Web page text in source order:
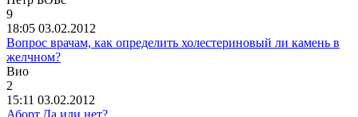
9
18:05 03.02.2012
Вопрос врачам, как определить холестериновый ли камень в
желчном?
Вио
2
15:11 03.02.2012
Аборт.Да или нет?